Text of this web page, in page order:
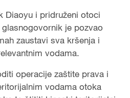
Diaoyu i pridruženi otoci
je pozvao
zaustavi sva kršenja i
vodama.
operacije zaštite prava i
vodama otoka